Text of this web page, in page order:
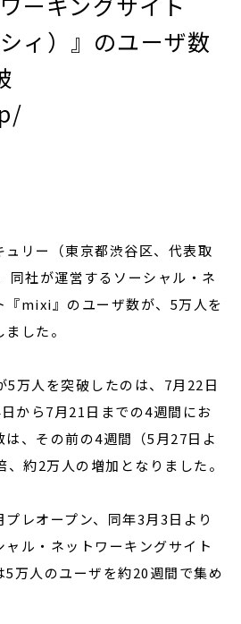
ィ）』のユーザ数
リー（東京都渋谷区、代表取
同社が運営するソーシャル・ネ
『mixi』のユーザ数が、5万人を
した。
5万人を突破したのは、7月22日
から7月21日までの4週間にお
、その前の4週間（5月27日よ
約2万人の増加となりました。
レオープン、同年3月3日より
ル・ネットワーキングサイト
万人のユーザを約20週間で集め